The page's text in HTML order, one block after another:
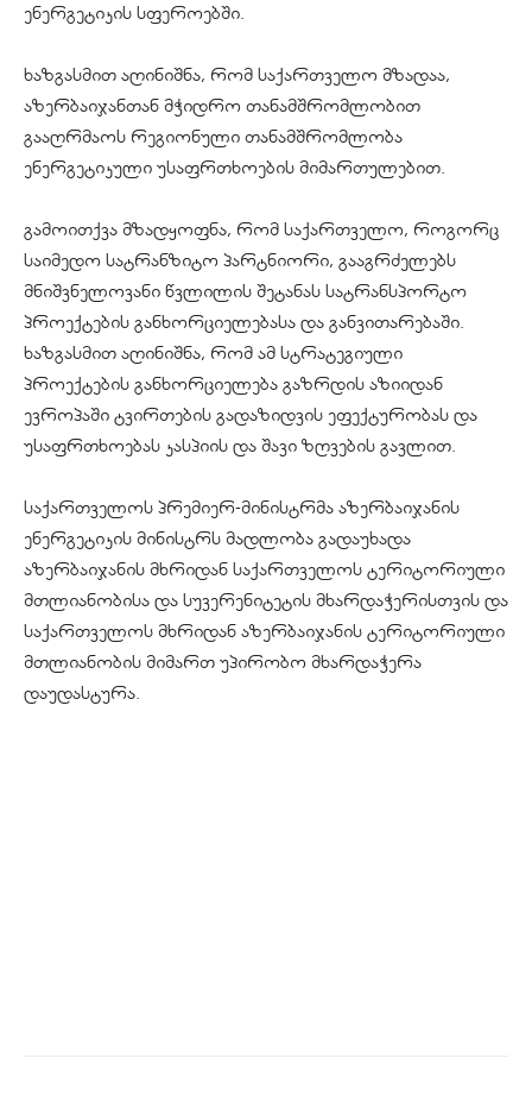
ენერგეტიკის სფეროებში.
ხაზგასმით აღინიშნა, რომ საქართველო მზადაა,
აზერბაიჯანთან მჭიდრო თანამშრომლობით
გააღრმაოს რეგიონული თანამშრომლობა
ენერგეტიკული უსაფრთხოების მიმართულებით.
გამოითქვა მზადყოფნა, რომ საქართველო, როგორც
საიმედო სატრანზიტო პარტნიორი, გააგრძელებს
მნიშვნელოვანი წვლილის შეტანას სატრანსპორტო
პროექტების განხორციელებასა და განვითარებაში.
ხაზგასმით აღინიშნა, რომ ამ სტრატეგიული
პროექტების განხორციელება გაზრდის აზიიდან
ევროპაში ტვირთების გადაზიდვის ეფექტურობას და
უსაფრთხოებას კასპიის და შავი ზღვების გავლით.
საქართველოს პრემიერ-მინისტრმა აზერბაიჯანის
ენერგეტიკის მინისტრს მადლობა გადაუხადა
აზერბაიჯანის მხრიდან საქართველოს ტერიტორიული
მთლიანობისა და სუვერენიტეტის მხარდაჭერისთვის და
საქართველოს მხრიდან აზერბაიჯანის ტერიტორიული
მთლიანობის მიმართ უპირობო მხარდაჭერა
დაუდასტურა.